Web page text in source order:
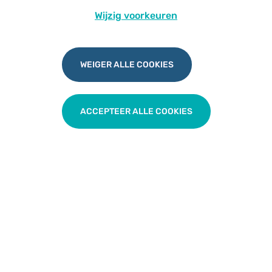
veerkracht
website waar jongeren antwoorden kunnen
vinden op uiteenlopende vragen
Onlinehulp-apps: overzicht van bruikbare
apps en websites voor welzijn en
gezondheid (voor burgers en hulpverleners)
Online PsyHulp
: wetenschappelijk
Wijzig voorkeuren
WEIGER ALLE COOKIES
ACCEPTEER ALLE COOKIES